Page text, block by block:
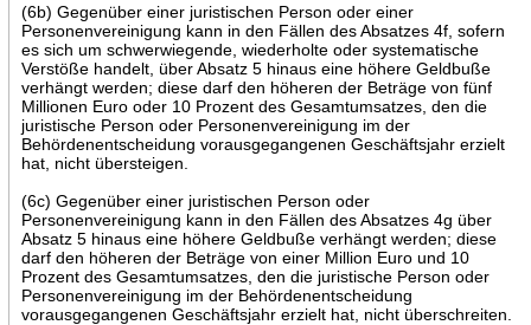
(6b) Gegenüber einer juristischen Person oder einer
Personenvereinigung kann in den Fällen des Absatzes 4f, sofern
es sich um schwerwiegende, wiederholte oder systematische
Verstöße handelt, über Absatz 5 hinaus eine höhere Geldbuße
verhängt werden; diese darf den höheren der Beträge von fünf
Millionen Euro oder 10 Prozent des Gesamtumsatzes, den die
juristische Person oder Personenvereinigung im der
Behördenentscheidung vorausgegangenen Geschäftsjahr erzielt
hat, nicht übersteigen.
(6c) Gegenüber einer juristischen Person oder
Personenvereinigung kann in den Fällen des Absatzes 4g über
Absatz 5 hinaus eine höhere Geldbuße verhängt werden; diese
darf den höheren der Beträge von einer Million Euro und 10
Prozent des Gesamtumsatzes, den die juristische Person oder
Personenvereinigung im der Behördenentscheidung
vorausgegangenen Geschäftsjahr erzielt hat, nicht überschreiten.